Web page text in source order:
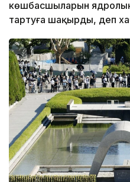
көшбасшыларын
тартуға шақырды, деп